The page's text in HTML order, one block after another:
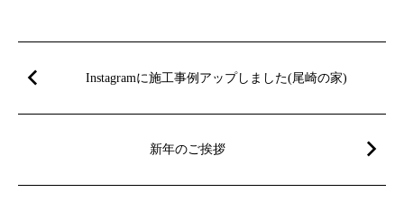
Instagramに施工事例アップしました(尾崎の家)
新年のご挨拶